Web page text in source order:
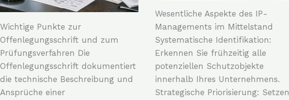
Wichtige Punkte zur
Offenlegungsschrift und zum
Prüfungsverfahren Die
Offenlegungsschrift dokumentiert
die technische Beschreibung und
Ansprüche einer
Wesentliche Aspekte des IP-
Managements im Mittelstand
Systematische Identifikation:
Erkennen Sie frühzeitig alle
potenziellen Schutzobjekte
innerhalb Ihres Unternehmens.
Strategische Priorisierung: Setzen